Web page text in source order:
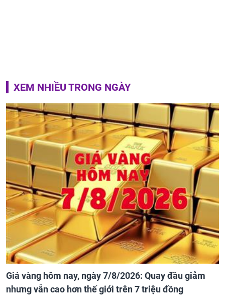
XEM NHIỀU TRONG NGÀY
Giá vàng hôm nay, ngày 7/8/2026: Quay đầu giảm
nhưng vẫn cao hơn thế giới trên 7 triệu đồng